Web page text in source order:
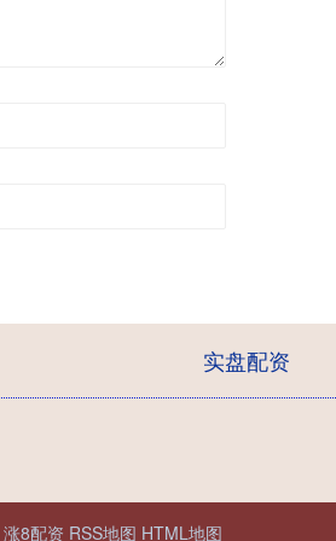
实盘配资
涨8配资 RSS地图 HTML地图